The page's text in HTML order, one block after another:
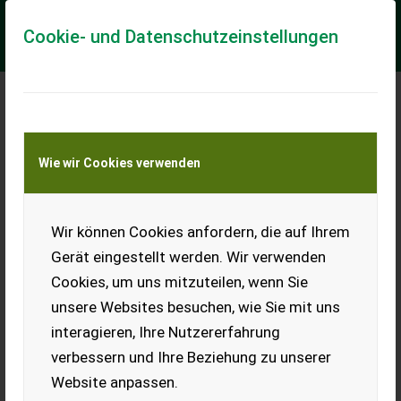
Cookie- und Datenschutzeinstellungen
Wie wir Cookies verwenden
Wir können Cookies anfordern, die auf Ihrem
Gerät eingestellt werden. Wir verwenden
Cookies, um uns mitzuteilen, wenn Sie
unsere Websites besuchen, wie Sie mit uns
interagieren, Ihre Nutzererfahrung
verbessern und Ihre Beziehung zu unserer
Website anpassen.
Meine Transportkostenanfrage
Transport von Land- und Baumaschinen –
KEINE Tiertransporte
Dinkelvollkorn-
Spiralnudeln
Verkaufe Dinkelvollkorn-
Spiralnudeln in 500 g
Packung. Preis pro Packung.
EUR 0